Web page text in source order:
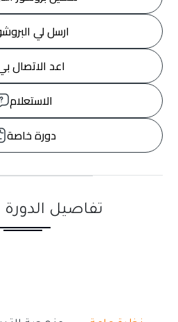
ارسل لي
اعد الاتصال
الاستعلام
دورة خاصة
تفاصيل الدورة